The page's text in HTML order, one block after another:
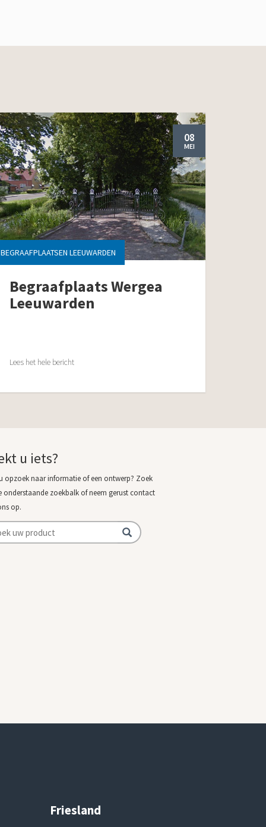
08
MEI
BEGRAAFPLAATSEN LEEUWARDEN
Begraafplaats Wergea
Leeuwarden
Lees het hele bericht
u iets?
opzoek naar informatie of een ontwerp? Zoek
onderstaande zoekbalk of neem gerust contact
op.
Friesland